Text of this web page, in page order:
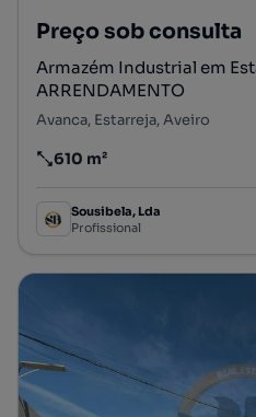
Preço sob consulta
Armazém Industrial em
ARRENDAMENTO
Avanca, Estarreja, Aveiro
Preço por metro quadrado
610 m²
Sousibela, Lda
Profissional